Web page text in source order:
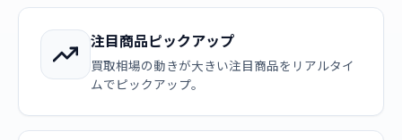
注目商品ピックアップ
買取相場の動きが大きい注目商品をリアルタイ
ムでピックアップ。